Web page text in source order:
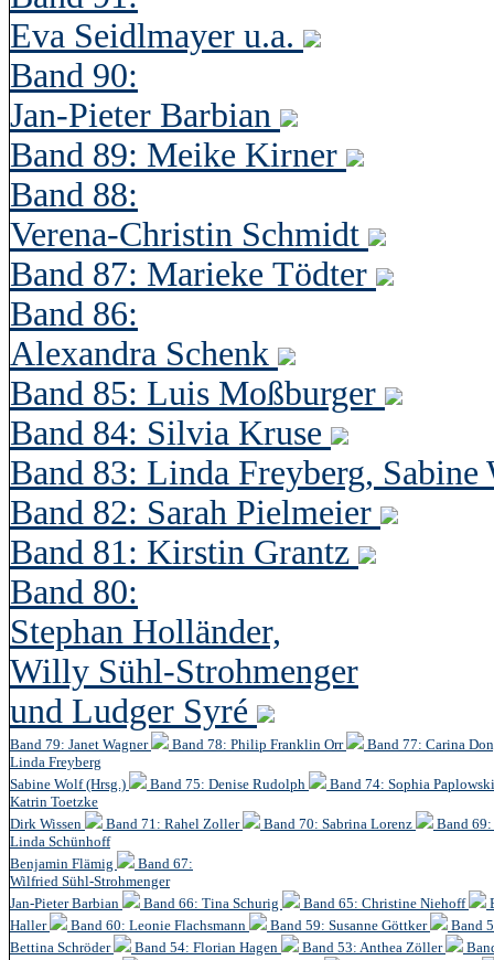
Eva Seidlmayer u.a.
Band 90:
Jan-Pieter Barbian
Band 89: Meike Kirner
Band 88:
Verena-Christin Schmidt
Band 87: Marieke Tödter
Band 86:
Alexandra Schenk
Band 85: Luis Moßburger
Band 84: Silvia Kruse
Band 83: Linda Freyberg,
Band 82: Sarah Pielmeier
Band 81: Kirstin Grantz
Band 80:
Stephan Holländer,
Willy Sühl-Strohmenger
und Ludger Syré
Band 79: Janet Wagner Band 78: Philip Franklin Orr
Band 77: Carina
Linda Freyberg
Sabine Wolf (Hrsg.)
Band 75: Denise Rudolph
Band 74: Sophia
Katrin Toetzke
Dirk Wissen
Band 71: Rahel Zoller Band 70: Sabrina Lorenz
Band
Linda Schünhoff
Benjamin Flämig
Band 67:
Wilfried Sühl-Strohmenger
Jan-Pieter Barbian
Band 66: Tina Schurig Band 65: Christine Niehoff
Haller
Band 60: Leonie Flachsmann Band 59: Susanne Göttker
Band
Bettina Schröder
Band 54: Florian Hagen Band 53: Anthea Zöller